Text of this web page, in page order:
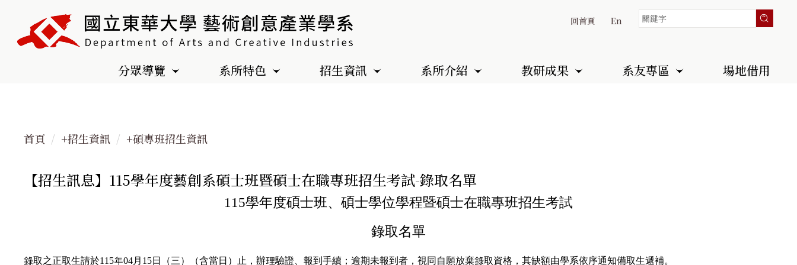
回首頁 En
分眾導覽 系所特色 招生資訊 系所介紹 教研成果 系友專區 場地借用
首頁 +招生資訊 +碩專班招生資訊
【招生訊息】115學年度藝創系碩士班暨碩士在職專班招生考試-錄取名單
115學年度碩士班、碩士學位學程暨碩士在職專班招生考試
錄取名單
錄取之正取生請於115年04月15日（三）（含當日）止，辦理驗證、報到手續；逾期未報到者，視同自願放棄錄取資格， 其缺額由學系依序通知備取生遞補。